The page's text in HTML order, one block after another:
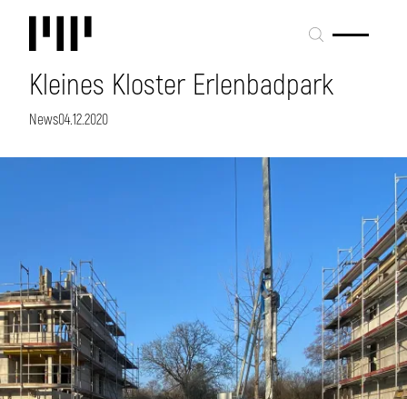
Kleines Kloster Erlenbadpark
News04.12.2020